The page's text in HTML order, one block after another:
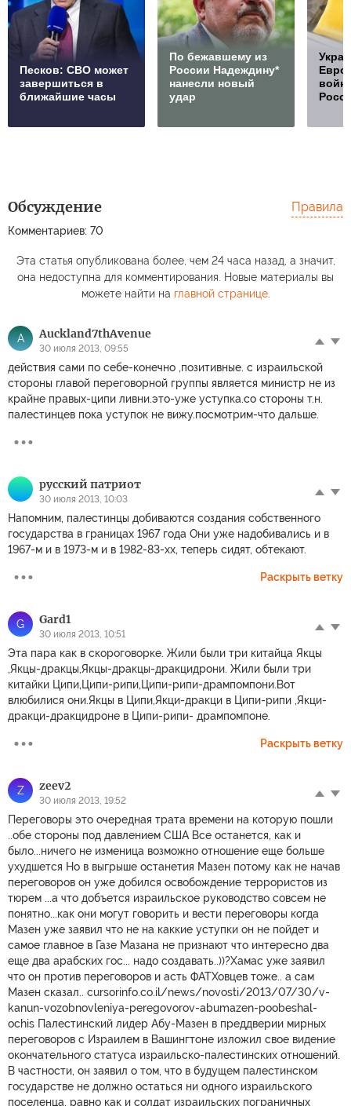
Песков: СВО может
завершиться в
ближайшие часы
По бежавшему из
России Надеждину*
нанесли новый
удар
Обсуждение
Комментариев: 70
Правила
Эта статья опубликована более, чем 24 часа назад, а значит,
она недоступна для комментирования. Новые материалы вы
можете найти на главной странице.
A Auckland7thAvenue
30 июля 2013, 09:55
действия сами по себе-конечно ,позитивные. с израильской
стороны главой переговорной группы является министр не из
крайне правых-ципи ливни.это-уже уступка.со стороны т.н.
палестинцев пока уступок не вижу.посмотрим-что дальше.
русский патриoт
30 июля 2013, 10:03
Напомним, палестинцы добиваются создания собственного
государства в границах 1967 года Они уже надобивались и в
1967-м и в 1973-м и в 1982-83-хх, теперь сидят, обтекают.
Раскрыть ветку
G Gard1
30 июля 2013, 10:51
Эта пара как в скороговорке. Жили были три китайца Якцы
,Якцы-дракцы,Якцы-дракцы-дракцидрони. Жили были три
китайки Ципи,Ципи-рипи,Ципи-рипи-дрампомпони.Вот
влюбилися они.Якцы в Ципи,Якци-дракци в Ципи-рипи ,Якци-
дракци-дракцидроне в Ципи-рипи- дрампомпоне.
Раскрыть ветку
Z zeev2
30 июля 2013, 19:52
Переговоры это очередная трата времени на которую пошли
..обе стороны под давлением США Все останется, как и
было...ничего не изменица возможно отношение еще больше
ухудшется Но в выгрыше останетия Мазен потому как не начав
переговоров он уже добился освобождение террористов из
тюрем ...а что добъется израильское руководство совсем не
понятно...как они могут говорить и вести переговоры когда
Мазен уже заявил что не на каккие уступки он не пойдет и
самое главное в Газе Мазана не признают что интересно два
еще два арабских гос... надо создавать..))?Хамас уже заявил
что он против переговоров и асть ФАТХовцев тоже.. а сам
Мазен сказал.. cursorinfo.co.il/news/novosti/2013/07/30/v-
kanun-vozobnovleniya-peregovorov-abumazen-poobeshal-
ochis Палестинский лидер Абу-Мазен в преддверии мирных
переговоров с Израилем в Вашингтоне изложил свое видение
окончательного статуса израильско-палестинских отношений.
В частности, он заявил о том, что в будущем палестинском
государстве не должно остаться ни одного израильского
поселенца, равно как и солдат израильских пограничных